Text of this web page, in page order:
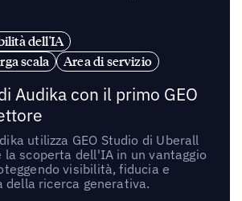
dell'IA
scala
Area di servizio
Audika con il primo GEO
utilizza GEO Studio di Uberall
scoperta dell'IA in un vantaggio
visibilità, fiducia e
della ricerca generativa.